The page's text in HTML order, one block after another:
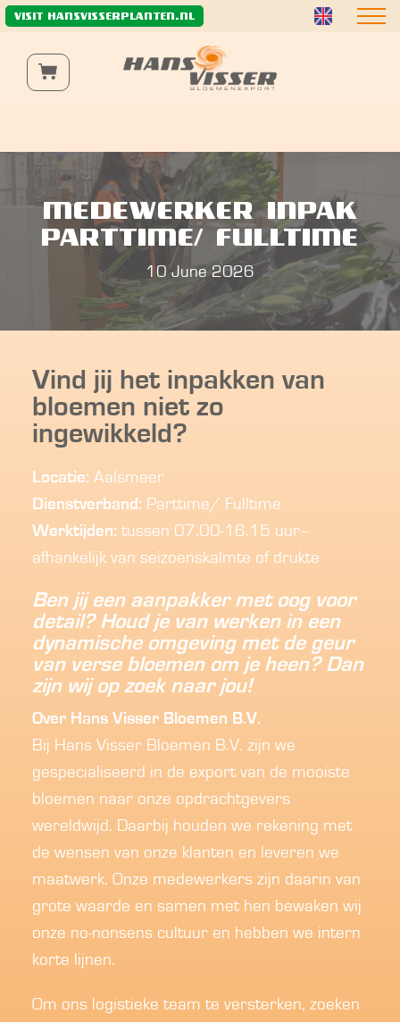
Wij gebruiken functionele en analytische cookies om de
en het verkeer anoniem te analyseren.
VISIT HANSVISSERPLANTEN.NL
MEDEWERKER INPAK
PARTTIME/ FULLTIME
10 June 2026
Vind jij het inpakken van
bloemen niet zo
ingewikkeld?
Locatie: Aalsmeer
Dienstverband: Parttime/ Fulltime
Werktijden: tussen 07.00-16.15 uur–
afhankelijk van seizoenskalmte of drukte
Ben jij een aanpakker met oog voor
detail? Houd je van werken in een
dynamische omgeving met de geur
van verse bloemen om je heen? Dan
zijn wij op zoek naar jou!
Over Hans Visser Bloemen B.V.
Bij Hans Visser Bloemen B.V. zijn we
gespecialiseerd in de export van de mooiste
bloemen naar onze opdrachtgevers
wereldwijd. Daarbij houden we rekening met
de wensen van onze klanten en leveren we
maatwerk. Onze medewerkers zijn daarin van
grote waarde en samen met hen bewaken wij
onze no-nonsens cultuur en hebben we intern
korte lijnen.
Om ons logistieke team te versterken, zoeken